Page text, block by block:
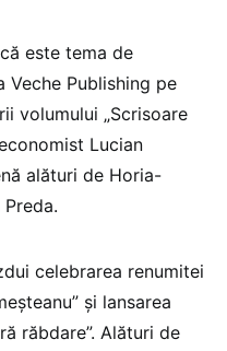
este tema de
Publishing pe
volumului „Scrisoare
Lucian
alături de Horia-
celebrarea renumitei
și lansarea
răbdare”. Alături de